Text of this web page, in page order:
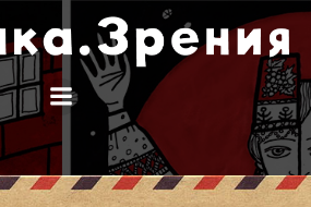
Перейти
к
содержимому